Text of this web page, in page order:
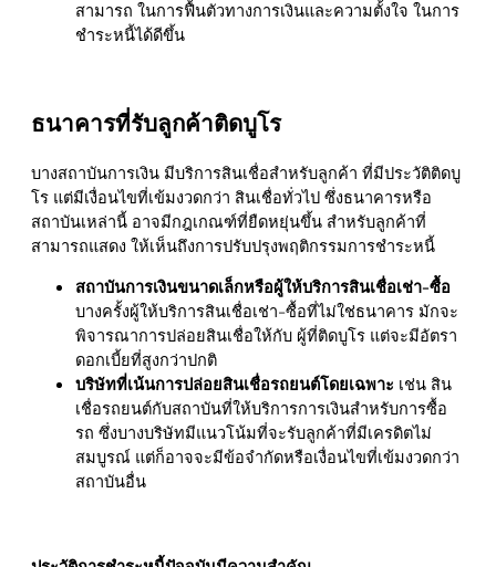
สามารถ ในการฟื้นตัวทางการเงินและความตั้งใจ ในการ
ชำระหนี้ได้ดีขึ้น
ธนาคารที่รับลูกค้าติดบูโร
บางสถาบันการเงิน มีบริการสินเชื่อสำหรับลูกค้า ที่มีประวัติติดบู
โร แต่มีเงื่อนไขที่เข้มงวดกว่า สินเชื่อทั่วไป ซึ่งธนาคารหรือ
สถาบันเหล่านี้ อาจมีกฎเกณฑ์ที่ยืดหยุ่นขึ้น สำหรับลูกค้าที่
สามารถแสดง ให้เห็นถึงการปรับปรุงพฤติกรรมการชำระหนี้
สถาบันการเงินขนาดเล็กหรือผู้ให้บริการสินเชื่อเช่า-ซื้อ
บางครั้งผู้ให้บริการสินเชื่อเช่า-ซื้อที่ไม่ใช่ธนาคาร มักจะ
พิจารณาการปล่อยสินเชื่อให้กับ ผู้ที่ติดบูโร แต่จะมีอัตรา
ดอกเบี้ยที่สูงกว่าปกติ
บริษัทที่เน้นการปล่อยสินเชื่อรถยนต์โดยเฉพาะ เช่น สิน
เชื่อรถยนต์กับสถาบันที่ให้บริการการเงินสำหรับการซื้อ
รถ ซึ่งบางบริษัทมีแนวโน้มที่จะรับลูกค้าที่มีเครดิตไม่
สมบูรณ์ แต่ก็อาจจะมีข้อจำกัดหรือเงื่อนไขที่เข้มงวดกว่า
สถาบันอื่น